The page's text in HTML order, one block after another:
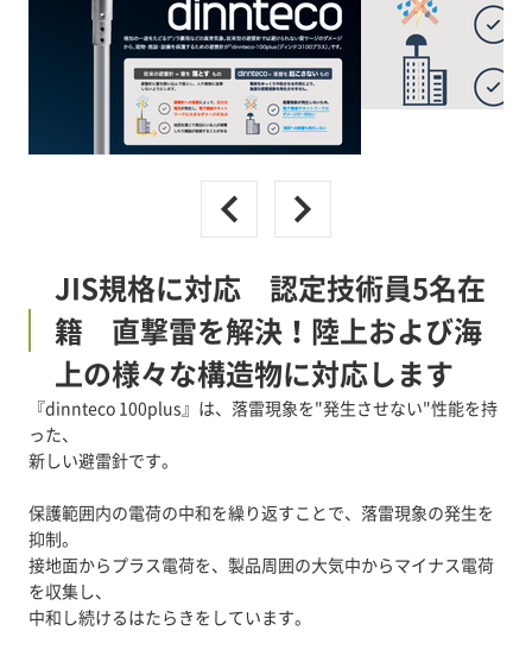
JIS規格に対応 認定技術員5名在
籍 直撃雷を解決！陸上および海
上の様々な構造物に対応します
『dinnteco 100plus』は、落雷現象を"発生させない"性能を持
った、
新しい避雷針です。
保護範囲内の電荷の中和を繰り返すことで、落雷現象の発生を
抑制。
接地面からプラス電荷を、製品周囲の大気中からマイナス電荷
を収集し、
中和し続けるはたらきをしています。